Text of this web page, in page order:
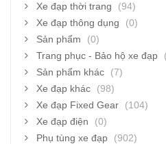
Xe đạp thời trang
(94)
Xe đạp thông dụng
(0)
Sản phẩm
(0)
Trang phục - Bảo hộ xe đạp
Sản phẩm khác
(7)
Xe đạp khác
(98)
Xe đạp Fixed Gear
(104)
Xe đạp điện
(0)
Phụ tùng xe đạp
(902)